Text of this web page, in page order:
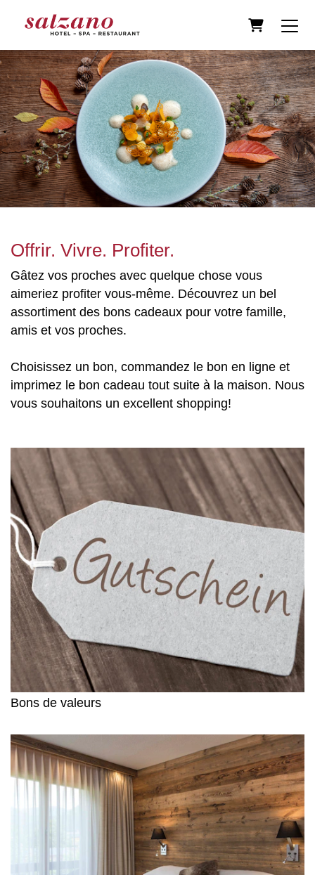
Panier
Offrir. Vivre. Profiter.
Gâtez vos proches avec quelque chose vous
aimeriez profiter vous-même. Découvrez un bel
assortiment des bons cadeaux pour votre famille,
amis et vos proches.
Choisissez un bon, commandez le bon en ligne et
imprimez le bon cadeau tout suite à la maison. Nous
vous souhaitons un excellent shopping!
Bons de valeurs